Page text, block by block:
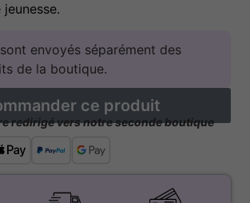
envoyés séparément des
de la boutique.
ce produit
redirigé vers notre seconde boutique